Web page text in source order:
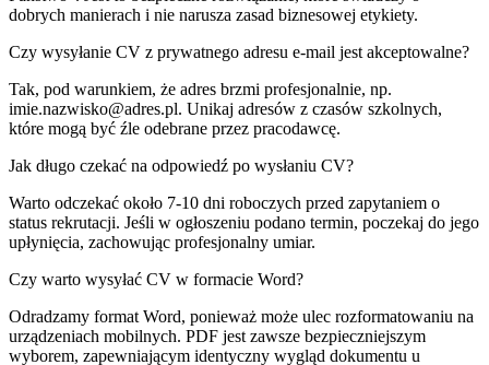
dobrych manierach i nie narusza zasad biznesowej etykiety.
Czy wysyłanie CV z prywatnego adresu e-mail jest akceptowalne?
Tak, pod warunkiem, że adres brzmi profesjonalnie, np.
imie.nazwisko@adres.pl. Unikaj adresów z czasów szkolnych,
które mogą być źle odebrane przez pracodawcę.
Jak długo czekać na odpowiedź po wysłaniu CV?
Warto odczekać około 7-10 dni roboczych przed zapytaniem o
status rekrutacji. Jeśli w ogłoszeniu podano termin, poczekaj do jego
upłynięcia, zachowując profesjonalny umiar.
Czy warto wysyłać CV w formacie Word?
Odradzamy format Word, ponieważ może ulec rozformatowaniu na
urządzeniach mobilnych. PDF jest zawsze bezpieczniejszym
wyborem, zapewniającym identyczny wygląd dokumentu u